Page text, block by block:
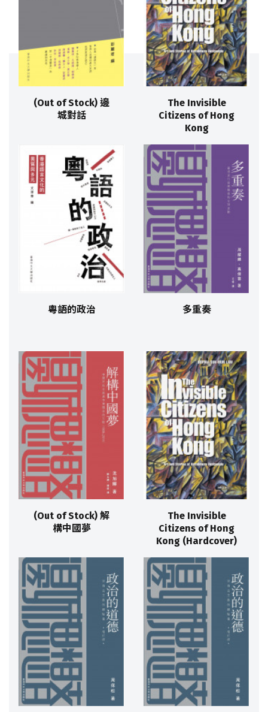
(Out of Stock) 邊
城對話
The Invisible
Citizens of Hong
Kong
粵語的政治 多重奏
(Out of Stock) 解
構中國夢
The Invisible
Citizens of Hong
Kong (Hardcover)